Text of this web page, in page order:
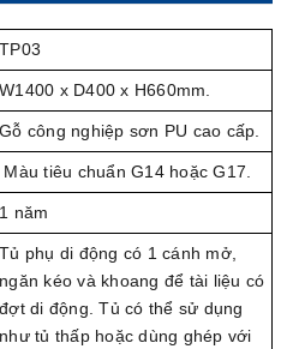
TP03
W1400 x D400 x H660mm.
Gỗ công nghiệp sơn PU cao cấp.
Màu tiêu chuẩn G14 hoặc G17.
1 năm
Tủ phụ di động có 1 cánh mở,
ngăn kéo và khoang để tài liệu có
đợt di động. Tủ có thể sử dụng
như tủ thấp hoặc dùng ghép với